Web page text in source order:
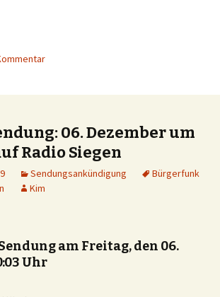
06. Dezember um
Radio Siegen
Sendungsankündigung
Bürgerfunk
Kim
am Freitag, den 06.
Uhr